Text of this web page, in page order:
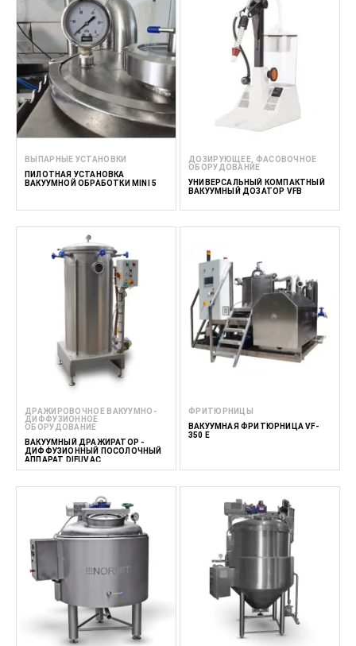
ВЫПАРНЫЕ УСТАНОВКИ
ПИЛОТНАЯ УСТАНОВКА
ВАКУУМНОЙ ОБРАБОТКИ MINI 5
ДОЗИРУЮЩЕЕ, ФАСОВОЧНОЕ
ОБОРУДОВАНИЕ
УНИВЕРСАЛЬНЫЙ КОМПАКТНЫЙ
ВАКУУМНЫЙ ДОЗАТОР VFB
ДРАЖИРОВОЧНОЕ ВАКУУМНО-
ДИФФУЗИОННОЕ
ОБОРУДОВАНИЕ
ВАКУУМНЫЙ ДРАЖИРАТОР -
ДИФФУЗИОННЫЙ ПОСОЛОЧНЫЙ
АППАРАТ DIFUVAC
ФРИТЮРНИЦЫ
ВАКУУМНАЯ ФРИТЮРНИЦА VF-
350 E